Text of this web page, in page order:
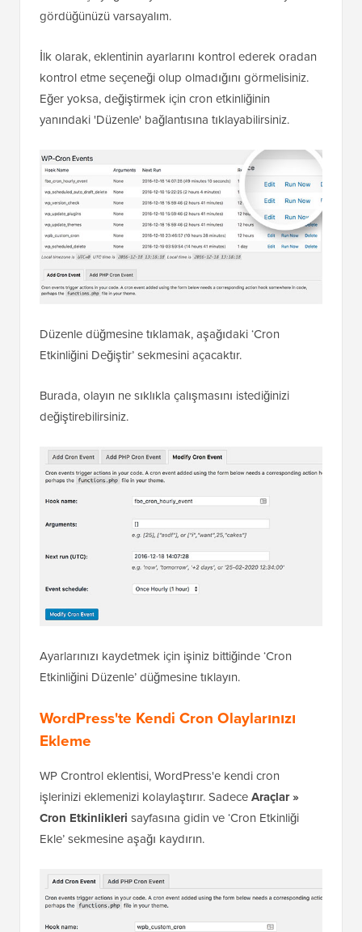
gördüğünüzü varsayalım.
İlk olarak, eklentinin ayarlarını kontrol ederek oradan
kontrol etme seçeneği olup olmadığını görmelisiniz.
Eğer yoksa, değiştirmek için cron etkinliğinin
yanındaki 'Düzenle' bağlantısına tıklayabilirsiniz.
Düzenle düğmesine tıklamak, aşağıdaki ‘Cron
Etkinliğini Değiştir’ sekmesini açacaktır.
Burada, olayın ne sıklıkla çalışmasını istediğinizi
değiştirebilirsiniz.
Ayarlarınızı kaydetmek için işiniz bittiğinde ‘Cron
Etkinliğini Düzenle’ düğmesine tıklayın.
WordPress'te Kendi Cron Olaylarınızı
Ekleme
WP Crontrol eklentisi, WordPress'e kendi cron
işlerinizi eklemenizi kolaylaştırır. SadeceAraçlar »
Cron Etkinlikleri sayfasına gidin ve ‘Cron Etkinliği
Ekle’ sekmesine aşağı kaydırın.